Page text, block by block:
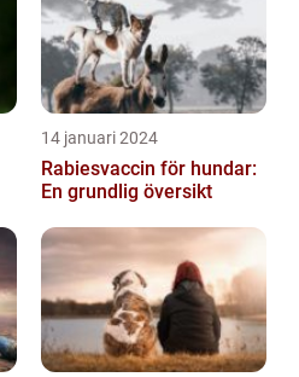
14 januari 2024
Rabiesvaccin för hundar:
En grundlig översikt